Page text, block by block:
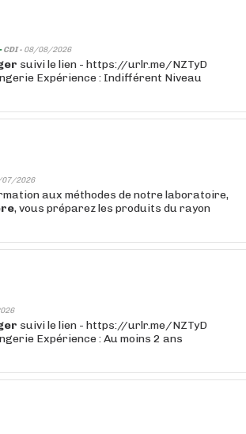
CDI - 08/08/2026
suivi le lien - https://urlr.me/NZTyD
Expérience : Indifférent Niveau
2026
aux méthodes de notre laboratoire,
, vous préparez les produits du rayon
suivi le lien - https://urlr.me/NZTyD
Expérience : Au moins 2 ans